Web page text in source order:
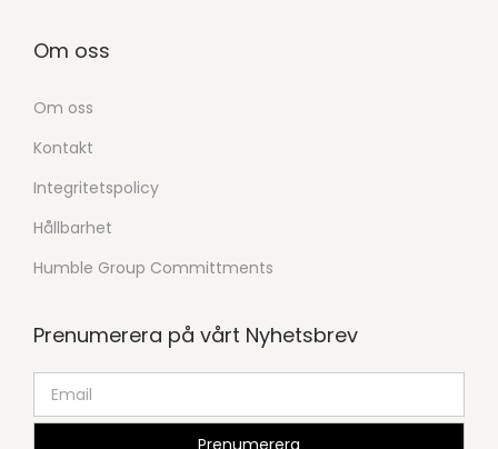
Om oss
Om oss
Kontakt
Integritetspolicy
Hållbarhet
Humble Group Committments
Prenumerera på vårt Nyhetsbrev